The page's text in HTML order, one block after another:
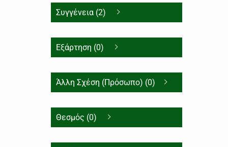
Συγγένεια (2)
Εξάρτηση (0)
Άλλη Σχέση (Πρόσωπο) (0)
Θεσμός (0)